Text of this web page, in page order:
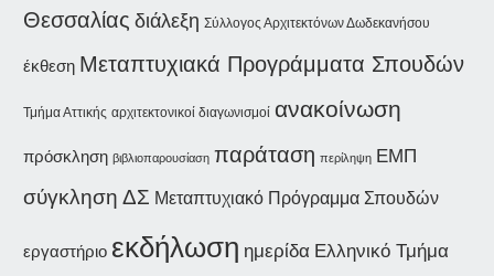
Θεσσαλίας διάλεξη Σύλλογος Αρχιτεκτόνων Δωδεκανήσου
έκθεση Μεταπτυχιακά Προγράμματα Σπουδών
Τμήμα Αττικής αρχιτεκτονικοί διαγωνισμοί ανακοίνωση
πρόσκληση βιβλιοπαρουσίαση παράταση περίληψη ΕΜΠ
σύγκληση ΔΣ Μεταπτυχιακό Πρόγραμμα Σπουδών
εργαστήριο εκδήλωση ημερίδα Ελληνικό Τμήμα